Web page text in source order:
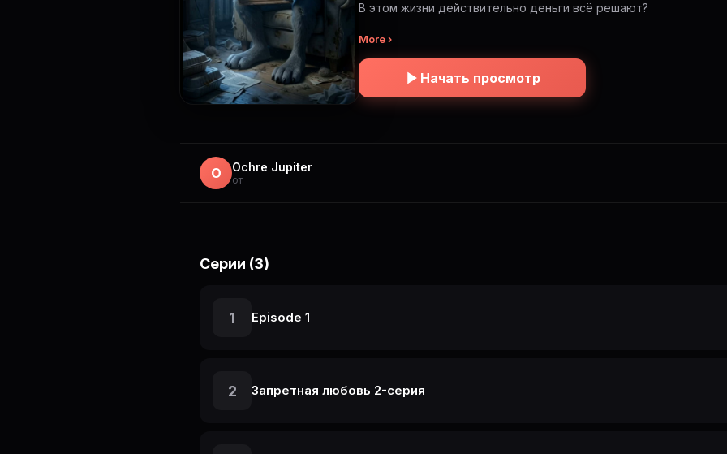
В этом жизни действительно деньги всё решают?
More ›
Начать просмотр
O Ochre Jupiter
от
Серии (3)
1 Episode 1
2 Запретная любовь 2-серия